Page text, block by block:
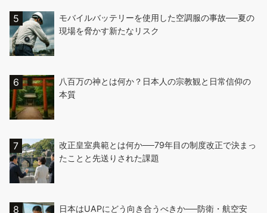
モバイルバッテリーを使用した空調服の事故──夏の
現場を脅かす新たなリスク
八百万の神とは何か？日本人の宗教観と日常信仰の
本質
改正皇室典範とは何か──79年目の制度改正で決まっ
たことと先送りされた課題
日本はUAPにどう向き合うべきか──防衛・航空安